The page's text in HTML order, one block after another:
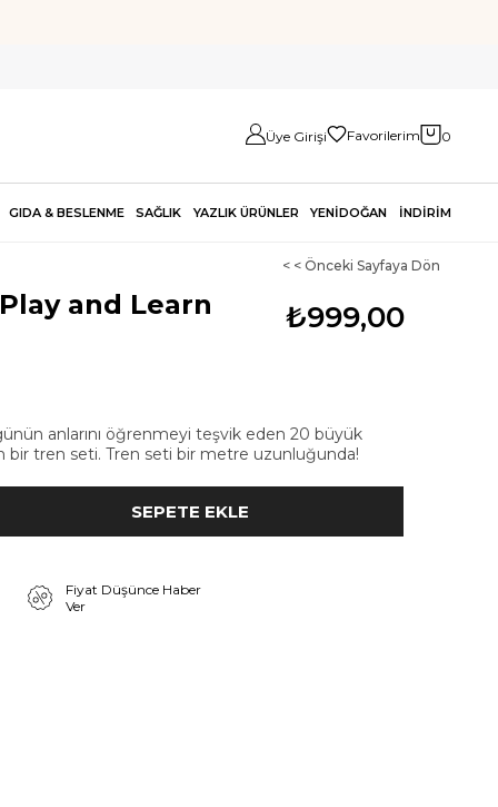
Üye Girişi Favorilerim 0
GIDA & BESLENME SAĞLIK YAZLIK ÜRÜNLER YENİDOĞAN İNDİRİM
< < Önceki Sayfaya Dön
₺999,00
and Learn
anlarını öğrenmeyi teşvik eden 20 büyük
bir tren seti. Tren seti bir metre uzunluğunda!
Fiyat Düşünce Haber
Ver